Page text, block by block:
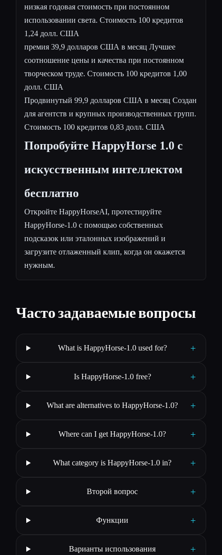
низкая годовая стоимость при постоянном
использовании света. Стоимость 100 кредитов
1,24 долл. США
премия 39,9 долларов США в месяц Лучшее
соотношение цены и качества при постоянном
творческом труде. Стоимость 100 кредитов 1,00
долл. США
Продвинутый 99,9 долларов США в месяц Создан
для агентств и крупных производственных групп.
Стоимость 100 кредитов 0,83 долл. США
Попробуйте HappyHorse 1.0 с
искусственным интеллектом
бесплатно
Откройте HappyHorseAI, протестируйте
HappyHorse-1.0 с помощью собственных
подсказок или эталонных изображений и
загрузите отлаженный клип, когда он окажется
нужным.
Часто задаваемые вопросы
What is HappyHorse-1.0 used for? +
Is HappyHorse-1.0 free? +
What are alternatives to HappyHorse-1.0? +
Where can I get HappyHorse-1.0? +
What category is HappyHorse-1.0 in? +
Второй вопрос +
Функции +
Варианты использования +